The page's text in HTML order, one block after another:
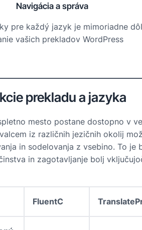
Navigácia a správa
pre každý jazyk je mimoriadne
vašich prekladov WordPress
prekladu a jazyka
mesto postane dostopno v
iz različnih jezičnih okolij
in sodelovanja z vsebino. To je
in zagotavljanje bolj
FluentC